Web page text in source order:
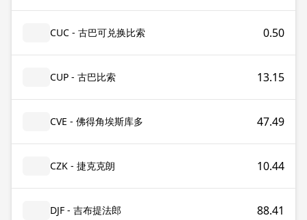
CUC - 古巴可兑换比索 0.50
CUP - 古巴比索 13.15
CVE - 佛得角埃斯库多 47.49
CZK - 捷克克朗 10.44
DJF - 吉布提法郎 88.41